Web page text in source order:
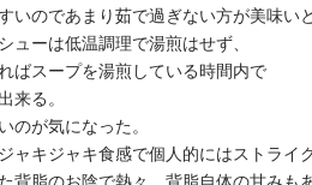
いのであまり茹で過ぎない方が美味い
ューは低温調理で湯煎はせず、
ばスープを湯煎している時間内で
来る。
のが気になった。
ャキジャキ食感で個人的にはストライク